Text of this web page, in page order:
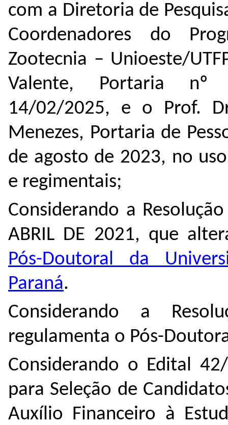
com a Diretoria de
Coordenadores do
Zootecnia – Unioeste/
Valente, Portaria nº
14/02/2025, e o Prof.
Menezes, Portaria de
de agosto de 2023, no
e regimentais;
Considerando a
ABRIL DE 2021, que
Pós-Doutoral da
Paraná.
Considerando a
regulamenta o Pós-
Considerando o Edital
para Seleção de
Auxílio Financeiro à